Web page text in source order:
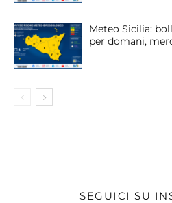
Meteo Sicilia:
per domani,
SEGUICI SU